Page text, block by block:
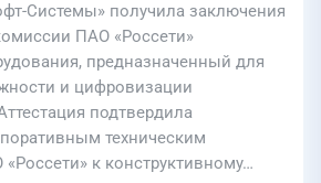
Системы» получила заключения
ПАО «Россети»
предназначенный для
и цифровизации
подтвердила
техническим
к конструктивному…